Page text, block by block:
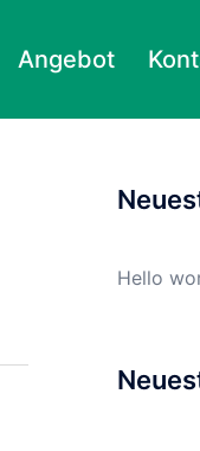
Angebot Suchen
Hello